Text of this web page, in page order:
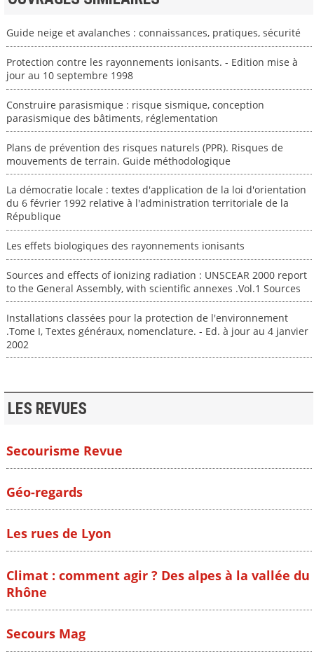
Guide neige et avalanches : connaissances, pratiques, sécurité
Protection contre les rayonnements ionisants. - Edition mise à
jour au 10 septembre 1998
Construire parasismique : risque sismique, conception
parasismique des bâtiments, réglementation
Plans de prévention des risques naturels (PPR). Risques de
mouvements de terrain. Guide méthodologique
La démocratie locale : textes d'application de la loi d'orientation
du 6 février 1992 relative à l'administration territoriale de la
République
Les effets biologiques des rayonnements ionisants
Sources and effects of ionizing radiation : UNSCEAR 2000 report
to the General Assembly, with scientific annexes .Vol.1 Sources
Installations classées pour la protection de l'environnement
.Tome I, Textes généraux, nomenclature. - Ed. à jour au 4 janvier
2002
LES REVUES
Secourisme Revue
Géo-regards
Les rues de Lyon
Climat : comment agir ? Des alpes à la vallée du
Rhône
Secours Mag